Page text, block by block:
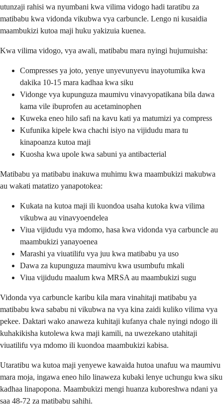
utunzaji rahisi wa nyumbani kwa vilima vidogo hadi taratibu za
matibabu kwa vidonda vikubwa vya carbuncle. Lengo ni kusaidia
maambukizi kutoa maji huku yakizuia kuenea.
Kwa vilima vidogo, vya awali, matibabu mara nyingi hujumuisha:
Compresses ya joto, yenye unyevunyevu inayotumika kwa
dakika 10-15 mara kadhaa kwa siku
Vidonge vya kupunguza maumivu vinavyopatikana bila dawa
kama vile ibuprofen au acetaminophen
Kuweka eneo hilo safi na kavu kati ya matumizi ya compress
Kufunika kipele kwa chachi isiyo na vijidudu mara tu
kinapoanza kutoa maji
Kuosha kwa upole kwa sabuni ya antibacterial
Matibabu ya matibabu inakuwa muhimu kwa maambukizi makubwa
au wakati matatizo yanapotokea:
Kukata na kutoa maji ili kuondoa usaha kutoka kwa vilima
vikubwa au vinavyoendelea
Viua vijidudu vya mdomo, hasa kwa vidonda vya carbuncle au
maambukizi yanayoenea
Marashi ya viuatilifu vya juu kwa matibabu ya uso
Dawa za kupunguza maumivu kwa usumbufu mkali
Viua vijidudu maalum kwa MRSA au maambukizi sugu
Vidonda vya carbuncle karibu kila mara vinahitaji matibabu ya
matibabu kwa sababu ni vikubwa na vya kina zaidi kuliko vilima vya
pekee. Daktari wako anaweza kuhitaji kufanya chale nyingi ndogo ili
kuhakikisha kutolewa kwa maji kamili, na uwezekano utahitaji
viuatilifu vya mdomo ili kuondoa maambukizi kabisa.
Utaratibu wa kutoa maji yenyewe kawaida hutoa unafuu wa maumivu
mara moja, ingawa eneo hilo linaweza kubaki lenye uchungu kwa siku
kadhaa linapopona. Maambukizi mengi huanza kuboreshwa ndani ya
saa 48-72 za matibabu sahihi.